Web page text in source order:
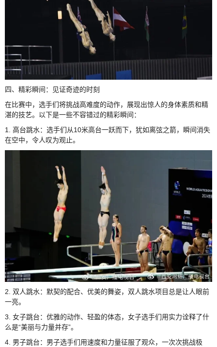
四、精彩瞬间：见证奇迹的时刻
在比赛中，选手们将挑战高难度的动作，展现出惊人的身体素质和精
湛的技艺。以下是一些不容错过的精彩瞬间：
1. 高台跳水：选手们从10米高台一跃而下，犹如离弦之箭，瞬间消失
在空中，令人叹为观止。
2. 双人跳水：默契的配合、优美的舞姿，双人跳水项目总是让人眼前
一亮。
3. 女子跳台：优雅的动作、轻盈的体态，女子选手们用实力诠释了什
么是“美丽与力量并存”。
4. 男子跳台：男子选手们用速度和力量征服了观众，一次次挑战极